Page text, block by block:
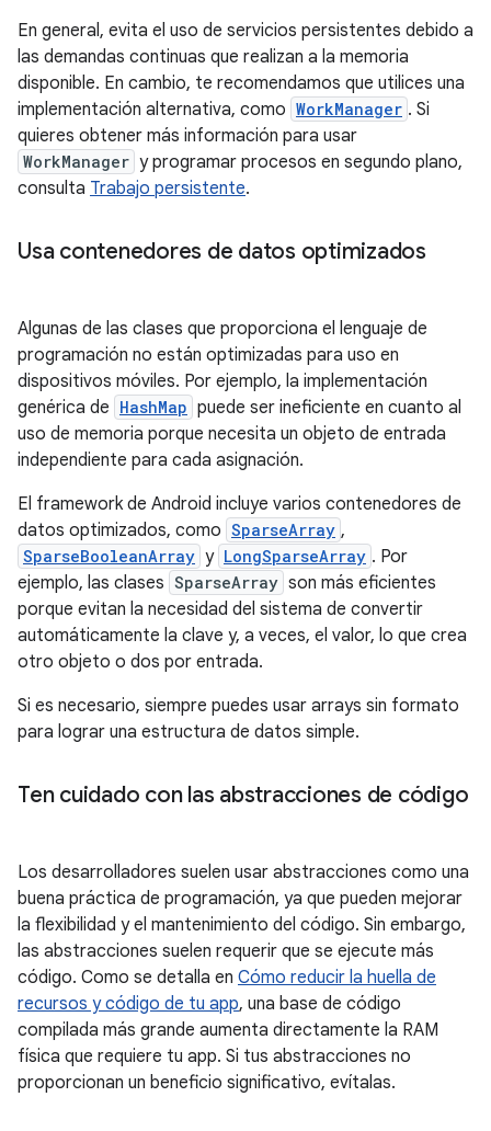
En general, evita el uso de servicios persistentes debido a
las demandas continuas que realizan a la memoria
disponible. En cambio, te recomendamos que utilices una
implementación alternativa, como WorkManager . Si
quieres obtener más información para usar
WorkManager y programar procesos en segundo plano,
consulta Trabajo persistente.
Usa contenedores de datos optimizados
Algunas de las clases que proporciona el lenguaje de
programación no están optimizadas para uso en
dispositivos móviles. Por ejemplo, la implementación
genérica de HashMap puede ser ineficiente en cuanto al
uso de memoria porque necesita un objeto de entrada
independiente para cada asignación.
El framework de Android incluye varios contenedores de
datos optimizados, como SparseArray ,
SparseBooleanArray y LongSparseArray . Por
ejemplo, las clases SparseArray son más eficientes
porque evitan la necesidad del sistema de convertir
automáticamente la clave y, a veces, el valor, lo que crea
otro objeto o dos por entrada.
Si es necesario, siempre puedes usar arrays sin formato
para lograr una estructura de datos simple.
Ten cuidado con las abstracciones de código
Los desarrolladores suelen usar abstracciones como una
buena práctica de programación, ya que pueden mejorar
la flexibilidad y el mantenimiento del código. Sin embargo,
las abstracciones suelen requerir que se ejecute más
código. Como se detalla en Cómo reducir la huella de
recursos y código de tu app, una base de código
compilada más grande aumenta directamente la RAM
física que requiere tu app. Si tus abstracciones no
proporcionan un beneficio significativo, evítalas.